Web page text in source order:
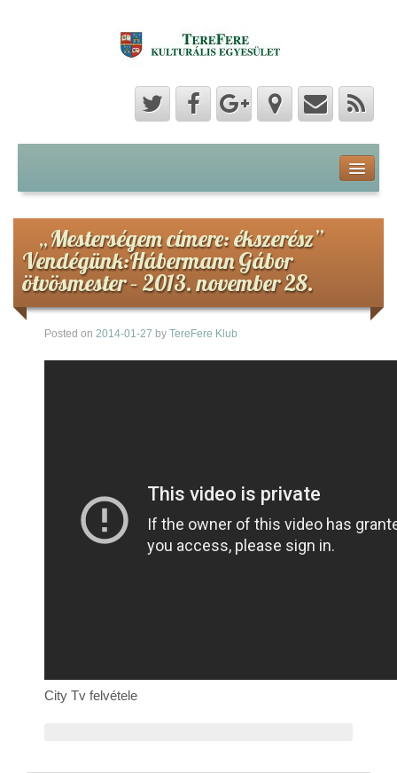
Hozzászólások
Hírek
Képek
Videók
„Mesterségem címere: ékszerész”
Vendégünk:Hábermann Gábor
ötvösmester – 2013. november 28.
Posted on 2014-01-27 by TereFere Klub
City Tv felvétele